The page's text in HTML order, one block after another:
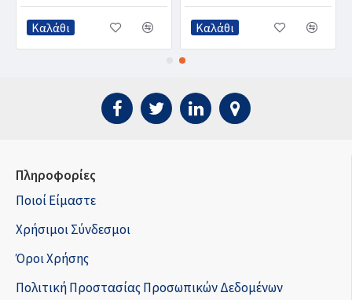
Καλάθι Καλάθι
Πληροφορίες
Ποιοί Είμαστε
Χρήσιμοι Σύνδεσμοι
Όροι Χρήσης
Πολιτική Προστασίας Προσωπικών Δεδομένων